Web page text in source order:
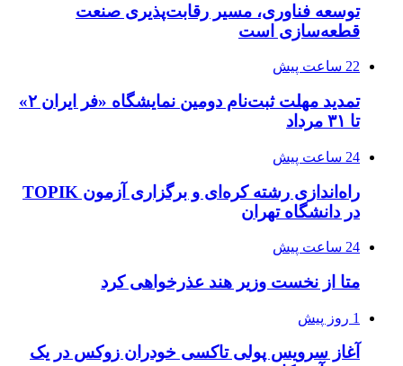
توسعه فناوری، مسیر رقابت‌پذیری صنعت
قطعه‌سازی است
22 ساعت پیش
تمدید مهلت ثبت‌نام دومین نمایشگاه «فر ایران ۲»
تا ۳۱ مرداد
24 ساعت پیش
راه‌اندازی رشته کره‌ای و برگزاری آزمون TOPIK
در دانشگاه تهران
24 ساعت پیش
متا از نخست وزیر هند عذرخواهی کرد
1 روز پیش
آغاز سرویس پولی تاکسی خودران زوکس در یک